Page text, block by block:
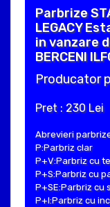
Parbrize
LEGACY
in vanzare
BERCENI
Producator
Pret : 230 Lei
Abrevieri
P:Parbriz clar
P+V:Parbriz cu
P+S:Parbriz cu
P+SE:Parbriz cu
P+I:Parbriz cu